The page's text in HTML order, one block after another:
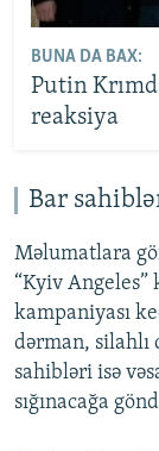
BUNA DA BAX:
Putin
reaksiya
Bar
Məlumatlara
“Kyiv
kampaniyası
dərman, silahlı
sahibləri isə
sığınacağa